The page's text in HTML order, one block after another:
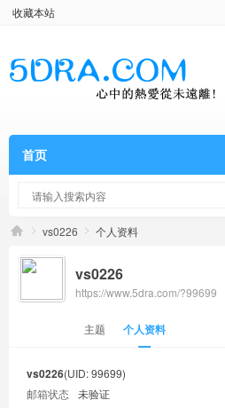
收藏本站
首页
vs0226 个人资料
vs0226
https://www.5dra.com/?99699
主题 个人资料
vs0226(UID: 99699)
邮箱状态 未验证